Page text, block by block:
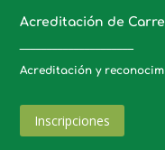
Acreditación de
Acreditación y
Inscripciones